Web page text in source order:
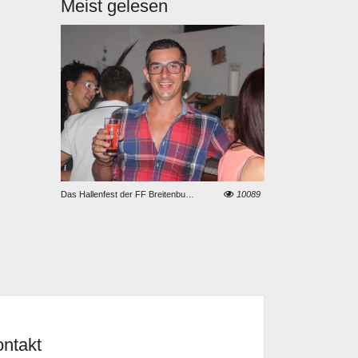
Meist gelesen
8585